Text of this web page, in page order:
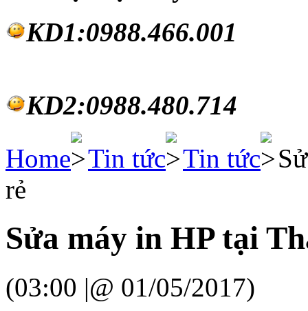
KD1:0988.466.001
KD2:0988.480.714
Home
Tin tức Tin tức
rẻ
Sửa máy in HP tại
(03:00 |@ 01/05/2017)